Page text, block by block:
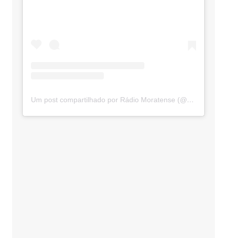
Um post compartilhado por Rádio Moratense (@radio_moratense)